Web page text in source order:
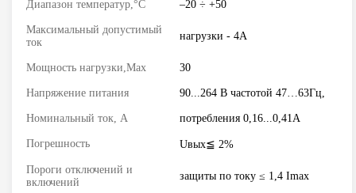
Диапазон температур,°С –20 ÷ +50
Максимальный допустимый
ток
нагрузки - 4А
Мощность нагрузки,Max 30
Напряжение питания 90...264 В частотой 47…63Гц,
Номинальный ток, А потребления 0,16...0,41А
Погрешность Uвых≦ 2%
Пороги отключений и
включений
защиты по току ≤ 1,4 Imax